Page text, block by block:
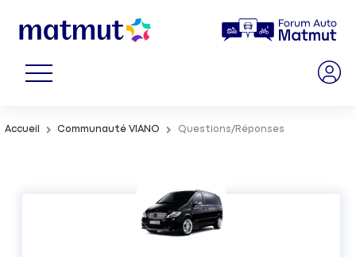
Accueil Communauté VIANO Questions/Réponses